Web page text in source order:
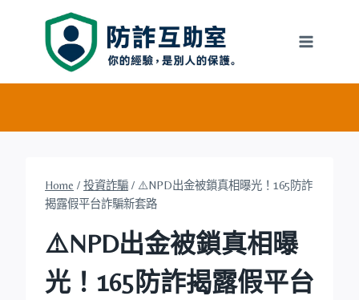
Home / 投資詐騙 / ⚠️NPD出金被鎖真相曝光！165防詐
揭露假平台詐騙新套路
⚠️NPD出金被鎖真相曝
光！165防詐揭露假平台